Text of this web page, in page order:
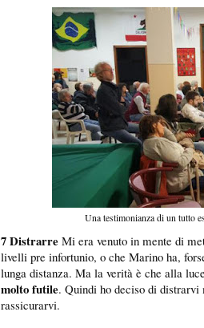
Una testimonianza di un tutto
7 Distrarre Mi era venuto in mente di
livelli pre infortunio, o che Marino ha,
lunga distanza. Ma la verità è che alla
molto futile. Quindi ho deciso di distrarvi
rassicurarvi.